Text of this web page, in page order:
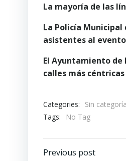
La mayoría de las
La Policía
asistentes al
El Ayuntamiento de
calles más
Categories:
Sin categoría
Tags:
No Tag
Previous post